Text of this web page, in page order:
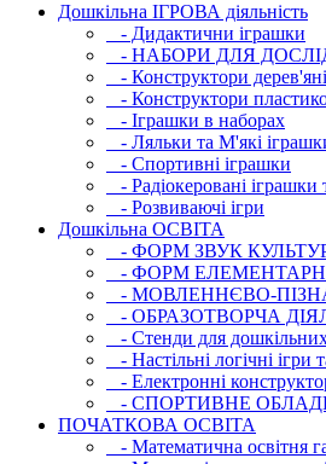
Дошкільна ІГРОВА діяльність
- Дидактични іграшки
- НАБОРИ ДЛЯ
- Конструктори
- Конструктори
- Іграшки в наборах
- Ляльки та М'які
- Спортивні іграшки
- Радіокеровані іграшки
- Розвиваючі ігри
Дошкільна ОСВIТА
- ФОРМ ЗВУК
- ФОРМ
- МОВЛЕННЄВО-
- ОБРАЗОТВОРЧА
- Стенди для дошкільних
- Настільні логічні ігри
- Електронні
- СПОРТИВНЕ
ПОЧАТКОВА ОСВIТА
- Математична освітня